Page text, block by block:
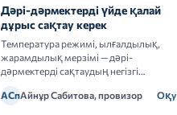
Дәрі-дәрмектерді үйде қалай
дұрыс сақтау керек
Температура режимі, ылғалдылық,
жарамдылық мерзімі — дәрі-
дәрмектерді сақтаудың негізгі
АСпАйнұр Сабитова, провизор Оқу